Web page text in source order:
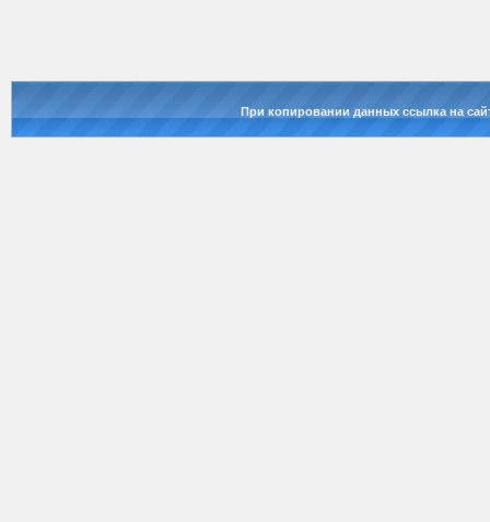
При копировании данных ссылка на